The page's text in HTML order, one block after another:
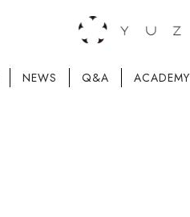
NEWS Q&A ACADEMY